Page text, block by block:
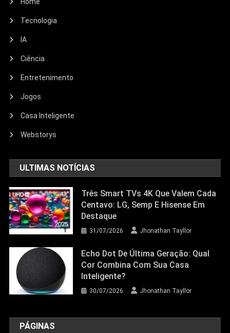
Echo Dot: Guia Completo Para
Escolher O Smart Speaker Ideal Na
Nova Oferta Da Amazon
Tecnologia
IA
Ciência
Entretenimento
Jogos
Casa Inteligente
Webstorys
ULTIMAS NOTÍCIAS
Três Smart TVs 4K Que Valem Cada
Centavo: LG, Semp E Hisense Em
Destaque
31/07/2026 Jhonathan Tayllor
Echo Dot De Última Geração: Qual
Cor Combina Com Sua Casa
Inteligente?
30/07/2026 Jhonathan Tayllor
PÁGINAS